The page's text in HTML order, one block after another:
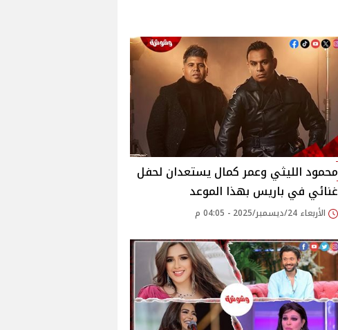
محمود الليثي وعمر كمال يستعدان لحفل
غنائي في باريس بهذا الموعد
الأربعاء 24/ديسمبر/2025 - 04:05 م